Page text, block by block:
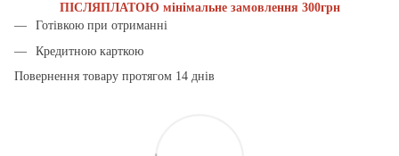
ПІСЛЯПЛАТОЮ мінімальне замовлення 300грн
Готівкою при отриманні
Кредитною карткою
Повернення товару протягом 14 днів